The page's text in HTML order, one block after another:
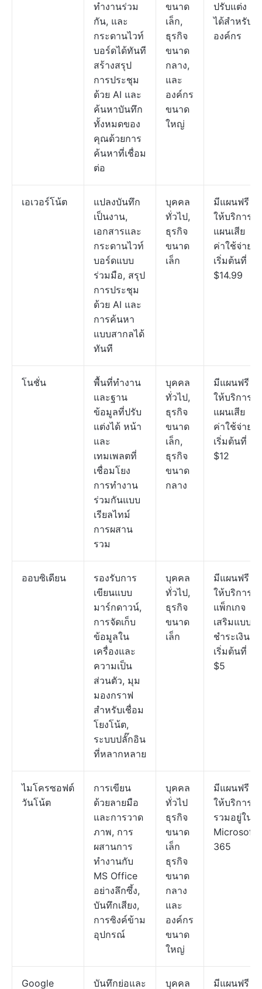
ทำงานร่วม
กัน, และ
กระดานไวท์
บอร์ดได้ทันที
สร้างสรุป
การประชุม
ด้วย AI และ
ค้นหาบันทึก
ทั้งหมดของ
คุณด้วยการ
ค้นหาที่เชื่อม
ต่อ
ขนาด
เล็ก,
ธุรกิจ
ขนาด
กลาง,
และ
องค์กร
ขนาด
ใหญ่
ปรับแต่ง
ได้สำหรับ
องค์กร
เอเวอร์โน้ต
แปลงบันทึก
เป็นงาน,
เอกสารและ
กระดานไวท์
บอร์ดแบบ
ร่วมมือ, สรุป
การประชุม
ด้วย AI และ
การค้นหา
แบบสากลได้
ทันที
บุคคล
ทั่วไป,
ธุรกิจ
ขนาด
เล็ก
มีแผนฟรี
ให้บริการ;
แผนเสีย
ค่าใช้จ่าย
เริ่มต้นที่
$14.99
โนชั่น
พื้นที่ทำงาน
และฐาน
ข้อมูลที่ปรับ
แต่งได้ หน้า
และ
เทมเพลตที่
เชื่อมโยง
การทำงาน
ร่วมกันแบบ
เรียลไทม์
การผสาน
รวม
บุคคล
ทั่วไป,
ธุรกิจ
ขนาด
เล็ก,
ธุรกิจ
ขนาด
กลาง
มีแผนฟรี
ให้บริการ;
แผนเสีย
ค่าใช้จ่าย
เริ่มต้นที่
$12
ออบซิเดียน
รองรับการ
เขียนแบบ
มาร์กดาวน์,
การจัดเก็บ
ข้อมูลใน
เครื่องและ
ความเป็น
ส่วนตัว, มุม
มองกราฟ
สำหรับเชื่อม
โยงโน้ต,
ระบบปลั๊กอิน
ที่หลากหลาย
บุคคล
ทั่วไป,
ธุรกิจ
ขนาด
เล็ก
มีแผนฟรี
ให้บริการ;
แพ็กเกจ
เสริมแบบ
ชำระเงิน
เริ่มต้นที่
$5
ไมโครซอฟต์
วันโน้ต
การเขียน
ด้วยลายมือ
และการวาด
ภาพ, การ
ผสานการ
ทำงานกับ
MS Office
อย่างลึกซึ้ง,
บันทึกเสียง,
การซิงค์ข้าม
อุปกรณ์
บุคคล
ทั่วไป
ธุรกิจ
ขนาด
เล็ก
ธุรกิจ
ขนาด
กลาง
และ
องค์กร
ขนาด
ใหญ่
มีแผนฟรี
ให้บริการ;
รวมอยู่ใน
Microsoft
365
Google
บันทึกย่อและ
บุคคล
มีแผนฟรี